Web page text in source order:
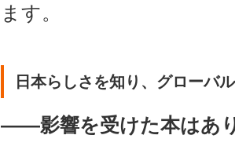
ます。
日本らしさを知り、グローバ
――影響を受けた本はあ